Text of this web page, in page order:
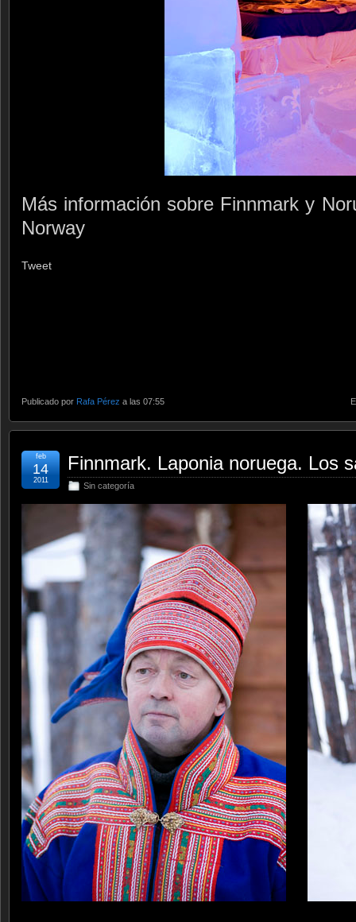
Más información sobre Finnmark y
Norway
Tweet
Publicado por Rafa Pérez a las 07:55
Finnmark. Laponia noruega. Los
Sin categoría
feb
14
2011